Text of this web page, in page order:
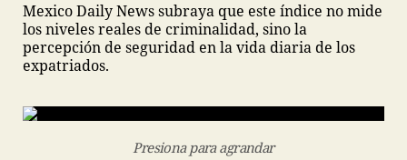
Mexico Daily News subraya que este índice no mide
los niveles reales de criminalidad, sino la
percepción de seguridad en la vida diaria de los
expatriados.
Presiona para agrandar